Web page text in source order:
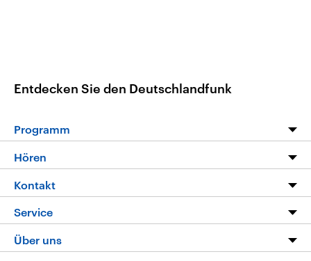
Entdecken Sie den Deutschlandfunk
Programm
Die Nachrichten
Nachrichtenleicht
Neue Beiträge auf dlf.de
Hören
Livestream
Podcasts
Deutschlandfunk App
Kontakt
Hörerservice
Service
FAQ
Über uns